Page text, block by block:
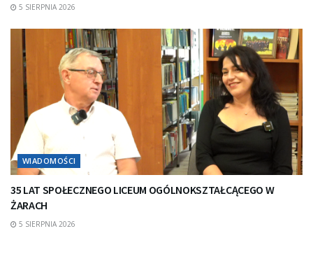
5 SIERPNIA 2026
WIADOMOŚCI
35 LAT SPOŁECZNEGO LICEUM OGÓLNOKSZTAŁCĄCEGO W
ŻARACH
5 SIERPNIA 2026